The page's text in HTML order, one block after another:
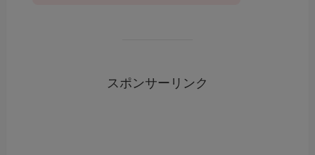
スポンサーリンク